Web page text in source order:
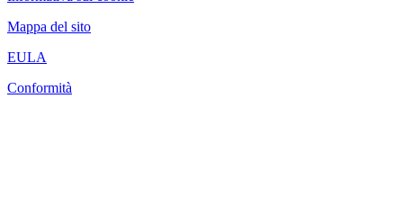
Mappa del sito
EULA
Conformità